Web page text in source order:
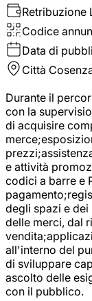
Retribuzione
Codice
Data di
Città
Durante il
con la
di acquisire
e attività
codici a barre e
degli spazi e
delle merci, dal
all'interno del
di sviluppare
ascolto delle
con il pubblico.